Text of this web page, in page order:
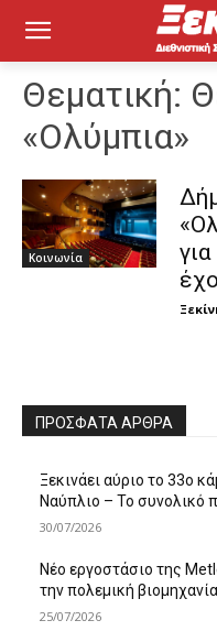
Θεματική:
«Ολύμπια»
Κοινωνία
ΠΡΌΣΦΑΤΑ ΆΡΘΡΑ
Ξεκινάει αύριο το 33ο
Ναύπλιο – Το συνολικό
30/07/2026
Νέο εργοστάσιο της
την πολεμική
25/07/2026